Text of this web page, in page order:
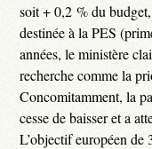
soit + 0,2 % du
destinée à la PES
années, le ministère
recherche comme la
Concomitamment, la
cesse de baisser et a
L’objectif européen de